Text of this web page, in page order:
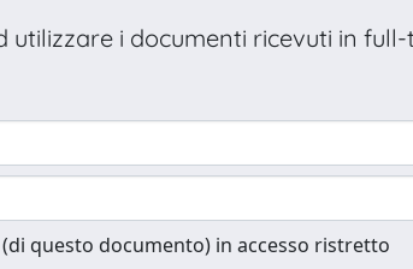
utilizzare i documenti ricevuti in
questo documento) in accesso ristretto